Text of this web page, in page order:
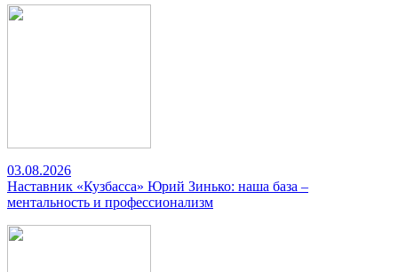
03.08.2026
Наставник «Кузбасса» Юрий Зинько: наша база –
ментальность и профессионализм